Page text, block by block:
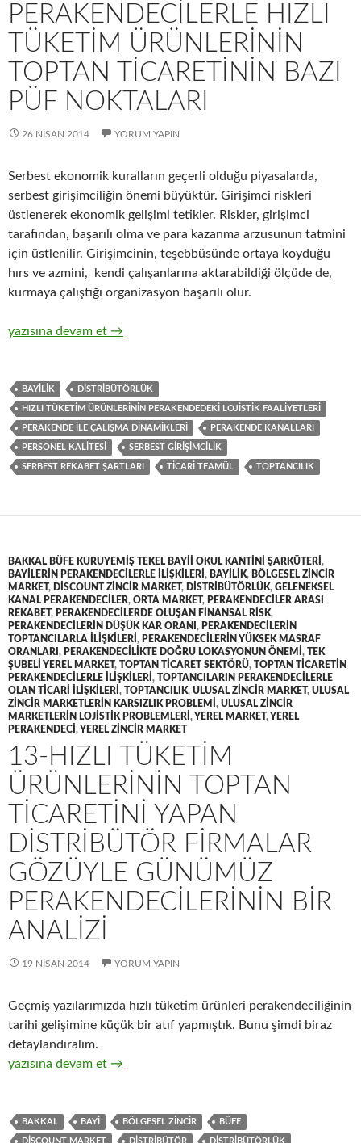
PERAKENDECILERLE HIZLI
TÜKETIM ÜRÜNLERININ
TOPTAN TICARETININ BAZI
PÜF NOKTALARI
26 NISAN 2014 YORUM YAPIN
Serbest ekonomik kuralların geçerli olduğu piyasalarda,
serbest girişimciliğin önemi büyüktür. Girişimci riskleri
üstlenerek ekonomik gelişimi tetikler. Riskler, girişimci
tarafından, başarılı olma ve para kazanma arzusunun tatmini
için üstlenilir. Girişimcinin, teşebbüsünde ortaya koyduğu
hırs ve azmini, kendi çalışanlarına aktarabildiği ölçüde de,
kurmaya çalıştığı organizasyon başarılı olur.
14-Zincir Perakendecilerle hızlı tüketim ürünlerinin toptan
yazısına devam et →
BAYILIK DISTRIBÜTÖRLÜK
HIZLI TÜKETIM ÜRÜNLERININ PERAKENDEDEKI LOJISTIK FAALIYETLERI
PERAKENDE ILE ÇALIŞMA DINAMIKLERI PERAKENDE KANALLARI
PERSONEL KALITESI SERBEST GIRIŞIMCILIK
SERBEST REKABET ŞARTLARI TICARI TEAMÜL TOPTANCILIK
BAKKAL BÜFE KURUYEMIŞ TEKEL BAYII OKUL KANTINI ŞARKÜTERI ,
BAYILERIN PERAKENDECILERLE ILIŞKILERI , BAYILIK, BÖLGESEL ZINCIR
MARKET, DISCOUNT ZINCIR MARKET, DISTRIBÜTÖRLÜK, GELENEKSEL
KANAL PERAKENDECILER, ORTA MARKET, PERAKENDECILER ARASI
REKABET, PERAKENDECILERDE OLUŞAN FINANSAL RISK,
PERAKENDECILERIN DÜŞÜK KAR ORANI , PERAKENDECILERIN
TOPTANCILARLA ILIŞKILERI , PERAKENDECILERIN YÜKSEK MASRAF
ORANLARI , PERAKENDECILIKTE DOĞRU LOKASYONUN ÖNEMI , TEK
ŞUBELI YEREL MARKET, TOPTAN TICARET SEKTÖRÜ, TOPTAN TICARETIN
PERAKENDECILERLE ILIŞKILERI , TOPTANCILARIN PERAKENDECILERLE
OLAN TICARI ILIŞKILERI , TOPTANCILIK, ULUSAL ZINCIR MARKET, ULUSAL
ZINCIR MARKETLERIN KARSIZLIK PROBLEMI , ULUSAL ZINCIR
MARKETLERIN LOJISTIK PROBLEMLERI ,YEREL MARKET,YEREL
PERAKENDECI ,YEREL ZINCIR MARKET
13-HIZLI TÜKETIM
ÜRÜNLERININ TOPTAN
TICARETINI YAPAN
DISTRIBÜTÖR FIRMALAR
GÖZÜYLE GÜNÜMÜZ
PERAKENDECILERININ BIR
ANALIZI
19 NISAN 2014 YORUM YAPIN
Geçmiş yazılarımızda hızlı tüketim ürünleri perakendeciliğinin
tarihi gelişimine küçük bir atıf yapmıştık. Bunu şimdi biraz
detaylandıralım.
13-Hızlı tüketim ürünlerinin toptan ticaretini yapan
yazısına devam et →
BAKKAL BAYI BÖLGESEL ZINCIR BÜFE
DISCOUNT MARKET DISTRIBÜTÖR DISTRIBÜTÖRLÜK